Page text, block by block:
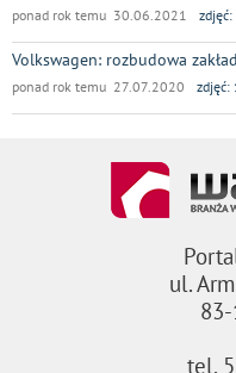
ponad rok temu 30.06.2021 zdjęć:
Volkswagen: rozbudowa
ponad rok temu 27.07.2020 zdjęć:
ul.
tel.